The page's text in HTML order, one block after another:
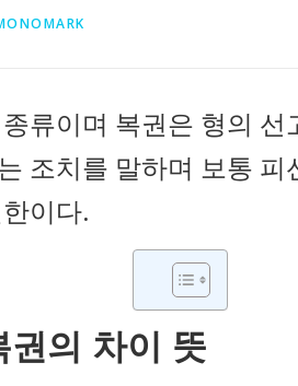
류이며 복권은 형의
조치를 말하며 보통
이다.
권의 차이 뜻